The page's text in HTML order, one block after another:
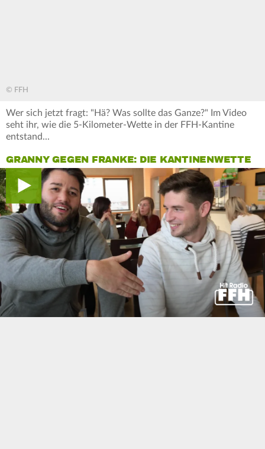
© FFH
Wer sich jetzt fragt: "Hä? Was sollte das Ganze?" Im Video
seht ihr, wie die 5-Kilometer-Wette in der FFH-Kantine
entstand...
GRANNY GEGEN FRANKE: DIE KANTINENWETTE